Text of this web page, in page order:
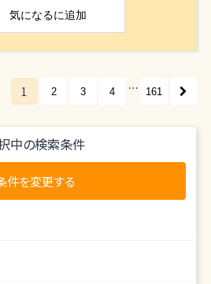
と
リフォームアドバイザーとして、鹿児
そのニーズに対し、ご提案、ご契約、
気になるに追加
1 2 3 4 … 161
中の検索条件
件を変更する